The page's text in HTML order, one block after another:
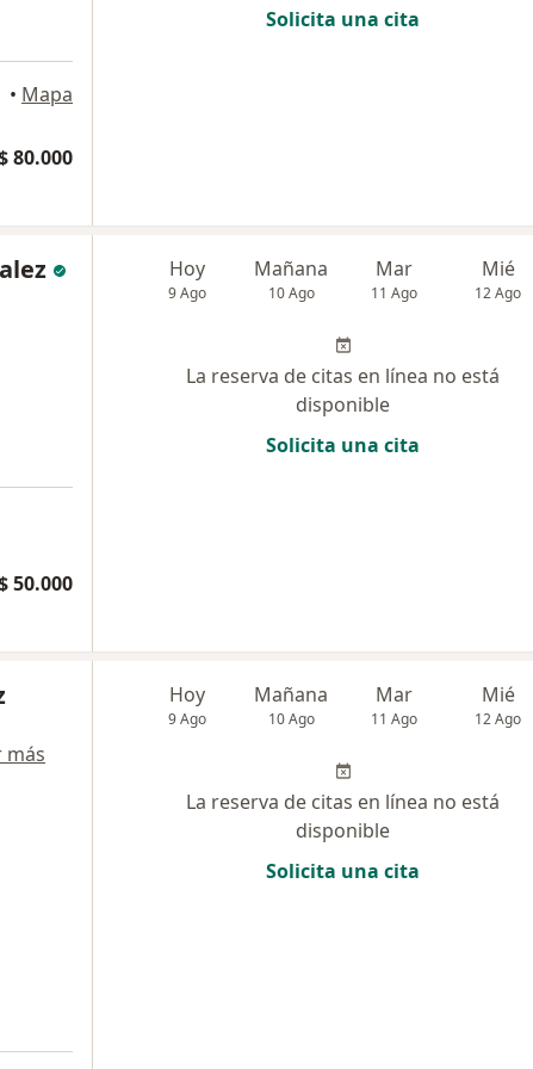
• Mapa
80.000
Solicita una cita
50.000
Hoy
9 Ago
Mañana
10 Ago
Mar
11 Ago
Mié
12 Ago
La reserva de citas en línea no está
disponible
Solicita una cita
más
Hoy
9 Ago
Mañana
10 Ago
Mar
11 Ago
Mié
12 Ago
La reserva de citas en línea no está
disponible
Solicita una cita